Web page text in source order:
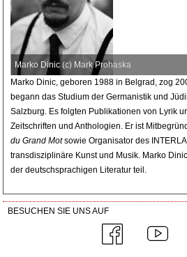
Marko Dinic (c) Mark Prohaska
Marko Dinic, geboren 1988 in Belgrad, zog
begann das Studium der Germanistik und
Salzburg. Es folgten Publikationen von Lyrik
Zeitschriften und Anthologien. Er ist
du Grand Motsowie Organisator des
transdisziplinäre Kunst und Musik. Marko
der deutschsprachigen Literatur teil.
BESUCHEN SIE UNS AUF